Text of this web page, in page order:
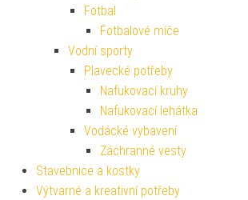
Fotbal
Fotbalové míče
Vodní sporty
Plavecké potřeby
Nafukovací kruhy
Nafukovací lehátka
Vodácké vybavení
Záchranné vesty
Stavebnice a kostky
Výtvarné a kreativní potřeby